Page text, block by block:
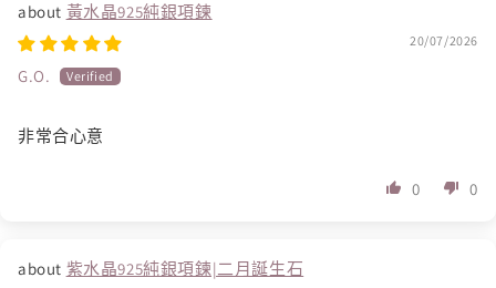
黃水晶925純銀項鍊
20/07/2026
G.O.
非常合心意
0 0
紫水晶925純銀項鍊|二月誕生石